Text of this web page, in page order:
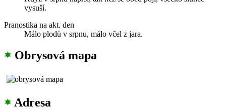
vysuší.
Pranostika na akt. den
Málo plodů v srpnu, málo včel z jara.
Obrysová mapa
Adresa